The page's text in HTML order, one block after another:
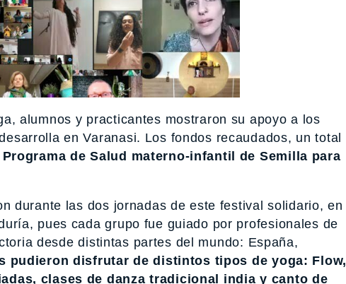
alumnos y practicantes mostraron su apoyo a los
en Varanasi. Los fondos recaudados, un total
Programa de Salud materno-infantil de Semilla para
durante las dos jornadas de este festival solidario, en
pues cada grupo fue guiado por profesionales de
desde distintas partes del mundo: España,
pudieron disfrutar de distintos tipos de yoga: Flow,
clases de danza tradicional india y canto de